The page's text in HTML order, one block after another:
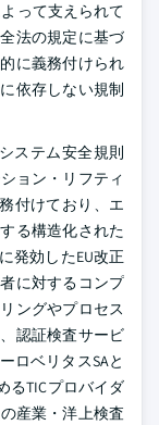
よって支えられて
法の規定に基づ
に義務付けられ
依存しない規制
ステム安全規則
ョン・リフティ
付けており、エ
る構造化された
発効したEU改正
に対するコンプ
ングやプロセス
認証検査サービ
ロベリタスSAと
るTICプロバイダ
産業・洋上検査